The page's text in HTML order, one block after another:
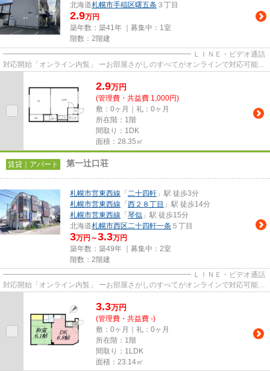
北海道札幌市手稲区曙五条 ３丁目
2.9万円
築年数：築41年 ｜募集中： 1室
階数：2階建
━━━━━━━━━━━━━━━━━━━━━━━━━━ ＬＩＮＥ・ビデオ通話
対応開始「オンライン内覧」 ーお部屋さがしのすべてがオンラインで対応可能ー
2.9万円
(管理費・共益費 1,000円)
敷：0ヶ月｜礼：0ヶ月
所在階：1階
間取り：1DK
面積：28.35㎡
賃貸｜アパート 第一辻口荘
札幌市営東西線 「 二十四軒 」駅 徒歩3分
札幌市営東西線 「 西２８丁目 」駅 徒歩14分
札幌市営東西線 「 琴似 」駅 徒歩15分
北海道札幌市西区二十四軒一条 ５丁目
3万円～3.3万円
築年数：築49年 ｜募集中： 2室
階数：2階建
━━━━━━━━━━━━━━━━━━━━━━━━━━ ＬＩＮＥ・ビデオ通話
対応開始「オンライン内覧」 ーお部屋さがしのすべてがオンラインで対応可能ー
3.3万円
(管理費・共益費 -)
敷：0ヶ月｜礼：0ヶ月
所在階：1階
間取り：1LDK
面積：23.14㎡